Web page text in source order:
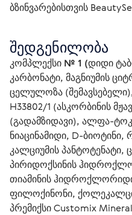
ბზინვარებისთვის
შედგენილობა
კომპლექსი № 1 (დიდი
კარბონატი, მაგნიუმის
ცელულოზა (შემავსებელი),
H33802/1 (ასკორბინის
(გადამზიდავი), ალფა-
ნიაცინამიდი, D-
კალციუმის პანტოტენატი,
პირიდოქსინის
თიამინის
ფილოქინონი,
პრემიქსი Customix